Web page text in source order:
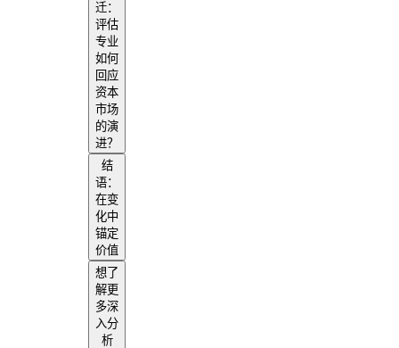
迁：
评估
专业
如何
回应
资本
市场
的演
进？
结
语：
在变
化中
锚定
价值
想了
解更
多深
入分
析